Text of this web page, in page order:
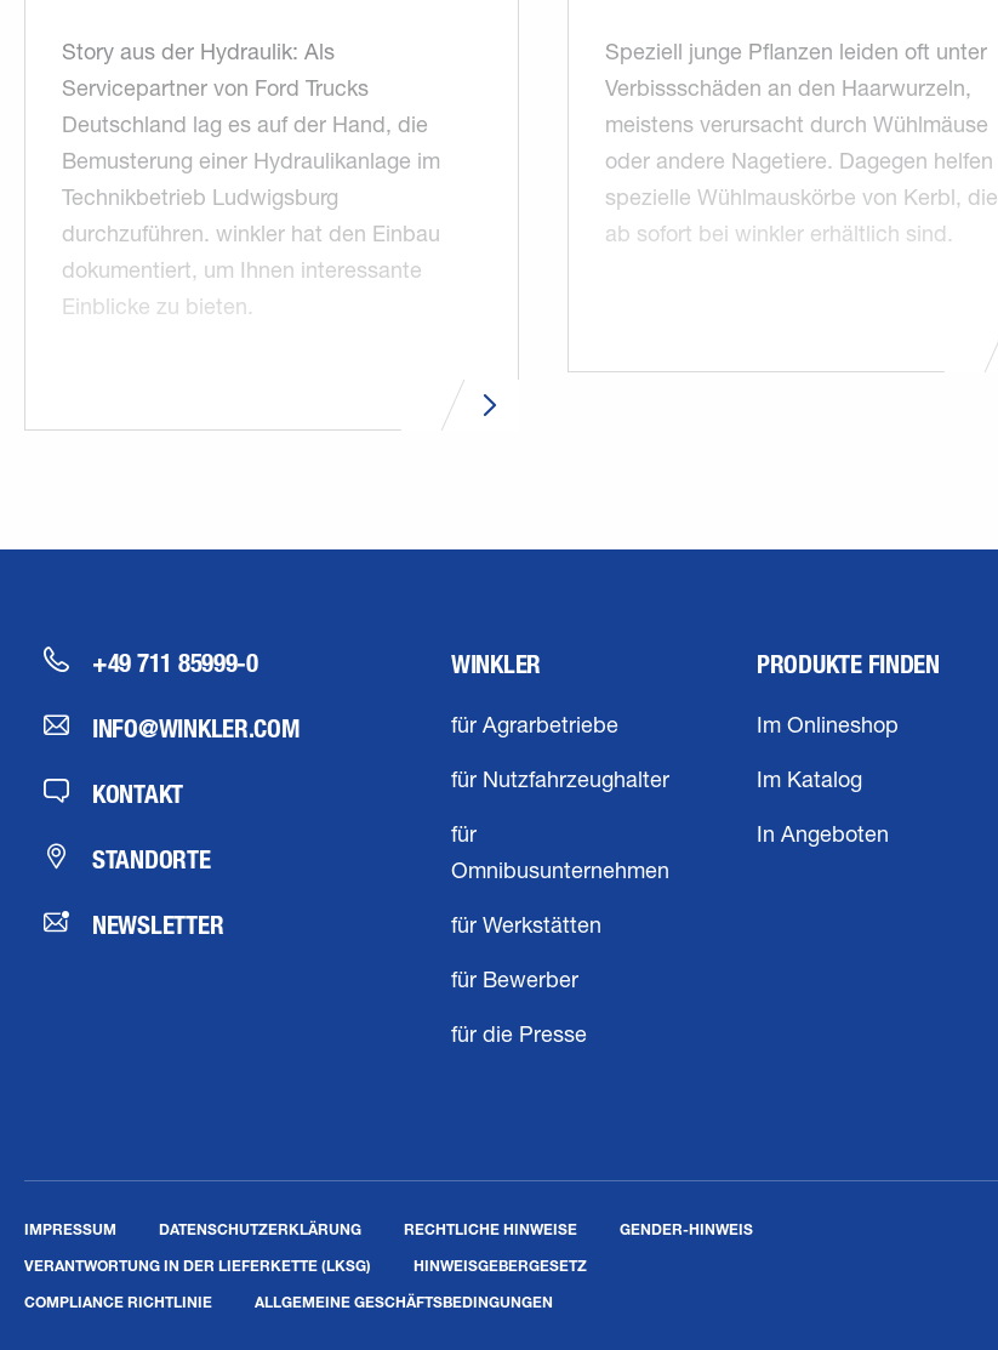
Story aus der Hydraulik: Als
Servicepartner von Ford Trucks
Deutschland lag es auf der Hand, die
Bemusterung einer Hydraulikanlage im
Technikbetrieb Ludwigsburg
durchzuführen. winkler hat den Einbau
dokumentiert, um Ihnen interessante
Einblicke zu bieten.
Speziell junge Pflanzen leiden oft unter
Verbissschäden an den Haarwurzeln,
meistens verursacht durch Wühlmäuse
oder andere Nagetiere. Dagegen helfen
spezielle Wühlmauskörbe von Kerbl, die
ab sofort bei winkler erhältlich sind.
+49 711 85999-0
INFO@WINKLER.COM
KONTAKT
STANDORTE
NEWSLETTER
WINKLER
für Agrarbetriebe
für Nutzfahrzeughalter
für
Omnibusunternehmen
für Werkstätten
für Bewerber
für die Presse
PRODUKTE FINDEN
Im Onlineshop
Im Katalog
In Angeboten
IMPRESSUM DATENSCHUTZERKLÄRUNG RECHTLICHE HINWEISE
GENDER-HINWEIS
VERANTWORTUNG IN DER LIEFERKETTE (LKSG)
HINWEISGEBERGESETZ
COMPLIANCE RICHTLINIE
ALLGEMEINE GESCHÄFTSBEDINGUNGEN